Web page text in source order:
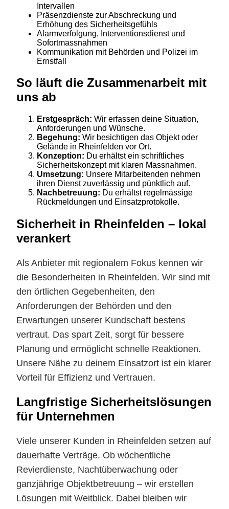
Intervallen
Präsenzdienste zur Abschreckung und
Erhöhung des Sicherheitsgefühls
Alarmverfolgung, Interventionsdienst und
Sofortmassnahmen
Kommunikation mit Behörden und Polizei im
Ernstfall
So läuft die Zusammenarbeit mit
uns ab
Erstgespräch: Wir erfassen deine Situation,
Anforderungen und Wünsche.
Begehung: Wir besichtigen das Objekt oder
Gelände in Rheinfelden vor Ort.
Konzeption: Du erhältst ein schriftliches
Sicherheitskonzept mit klaren Massnahmen.
Umsetzung: Unsere Mitarbeitenden nehmen
ihren Dienst zuverlässig und pünktlich auf.
Nachbetreuung: Du erhältst regelmässige
Rückmeldungen und Einsatzprotokolle.
Sicherheit in Rheinfelden – lokal
verankert
Als Anbieter mit regionalem Fokus kennen wir
die Besonderheiten in Rheinfelden. Wir sind mit
den örtlichen Gegebenheiten, den
Anforderungen der Behörden und den
Erwartungen unserer Kundschaft bestens
vertraut. Das spart Zeit, sorgt für bessere
Planung und ermöglicht schnelle Reaktionen.
Unsere Nähe zu deinem Einsatzort ist ein klarer
Vorteil für Effizienz und Vertrauen.
Langfristige Sicherheitslösungen
für Unternehmen
Viele unserer Kunden in Rheinfelden setzen auf
dauerhafte Verträge. Ob wöchentliche
Revierdienste, Nachtüberwachung oder
ganzjährige Objektbetreuung – wir erstellen
Lösungen mit Weitblick. Dabei bleiben wir